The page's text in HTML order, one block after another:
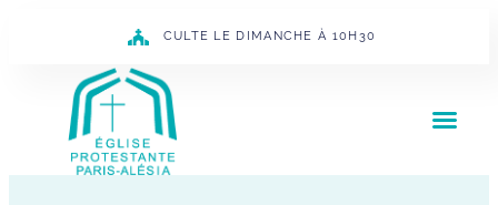
CULTE LE DIMANCHE À 10H30